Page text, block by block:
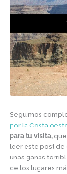
Seguimos
por la Costa
para tu visita,
leer este post de
unas ganas
de los lugares